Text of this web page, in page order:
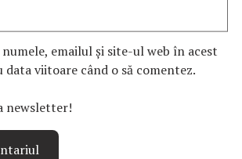
numele, emailul și site-ul web în acest
viitoare când o să comentez.
newsletter!